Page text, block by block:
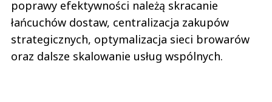
poprawy efektywności należą skracanie
łańcuchów dostaw, centralizacja zakupów
strategicznych, optymalizacja sieci browarów
oraz dalsze skalowanie usług wspólnych.